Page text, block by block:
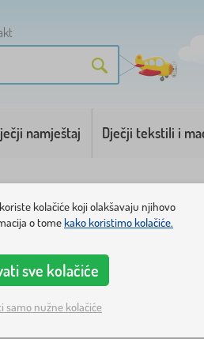
namještaj Dječji tekstili i
Vrsta ponude Oznake
kolačiće koji olakšavaju njihovo
o tomekako koristimo kolačiće.
sve kolačiće
samo nužne kolačiće